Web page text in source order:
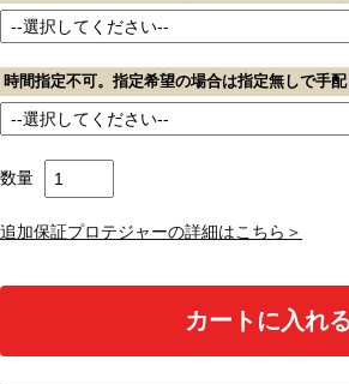
時間指定不可。指定希望の場合は指定無しで手配
数量
追加保証プロテジャーの詳細はこちら＞